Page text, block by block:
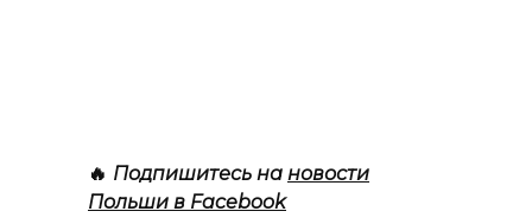
🔥 Подпишитесь на новости
Польши в Facebook